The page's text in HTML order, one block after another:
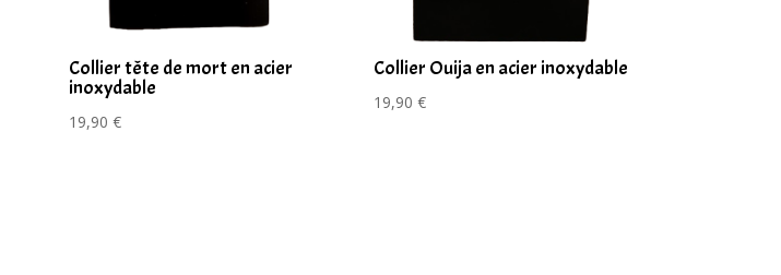
Collier tête de mort en acier
inoxydable
19,90€
Collier Ouija en acier inoxydable
19,90€